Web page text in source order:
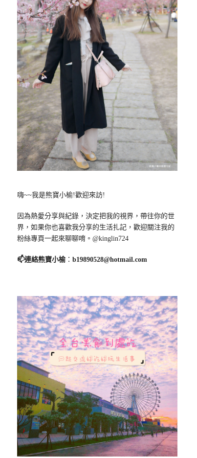
嗨~~我是熊寶小榆!歡迎來訪!
因為熱愛分享與紀錄，決定把我的視界，帶往你的世
界，如果你也喜歡我分享的生活扎記，歡迎關注我的
粉絲專頁一起來聊聊唷。@kinglin724
📫連絡熊寶小榆： b19890528@hotmail.com